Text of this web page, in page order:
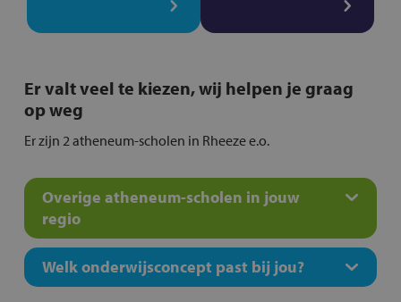
Er valt veel te kiezen, wij helpen je graag
op weg
Er zijn 2 atheneum-scholen in Rheeze e.o.
Overige atheneum-scholen in jouw
regio
Welk onderwijsconcept past bij jou?